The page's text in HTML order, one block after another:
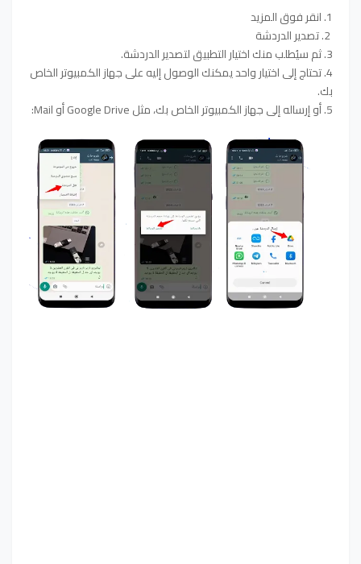
1. انقر فوق المزيد
3. ثم سيُطلب منك اختيار التطبيق لتصدير الدردشة.
4. تحتاج إلى اختيار واحد يمكنك الوصول إليه على جهاز الكمبيوتر الخاص
بك.
5. أو إرساله إلى جهاز الكمبيوتر الخاص بك، مثل Google Drive أو Mail: